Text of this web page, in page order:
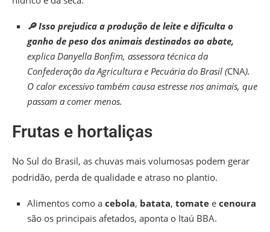
🔎 Isso prejudica a produção de leite e dificulta o
ganho de peso dos animais destinados ao abate,
explica Danyella Bonfim, assessora técnica da
Confederação da Agricultura e Pecuária do Brasil (CNA).
O calor excessivo também causa estresse nos animais, que
passam a comer menos.
Frutas e hortaliças
No Sul do Brasil, as chuvas mais volumosas podem gerar
podridão, perda de qualidade e atraso no plantio.
Alimentos como a cebola, batata, tomate e cenoura
são os principais afetados, aponta o Itaú BBA.